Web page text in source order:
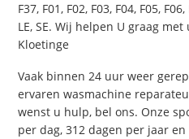
F37, F01, F02, F03, F04, F05,
LE, SE. Wij helpen U graag
Kloetinge
Vaak binnen 24 uur weer
ervaren wasmachine
wenst u hulp, bel ons. Onze
per dag, 312 dagen per jaar